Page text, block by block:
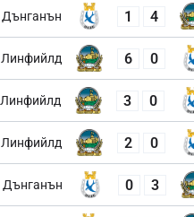
Дънганън 1 4
Линфийлд 6 0
Линфийлд 3 0
Линфийлд 2 0
Дънганън 0 3